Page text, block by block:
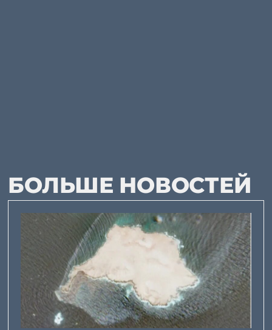
БОЛЬШЕ НОВОСТЕЙ